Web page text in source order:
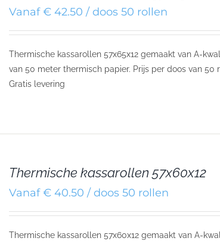
Vanaf € 42.50 / doos 50 rollen
Thermische kassarollen 57x65x12 gemaakt van A-
van 50 meter thermisch papier. Prijs per doos van
Gratis levering
Thermische kassarollen 57x60x12
Vanaf € 40.50 / doos 50 rollen
Thermische kassarollen 57x60x12 gemaakt van A-